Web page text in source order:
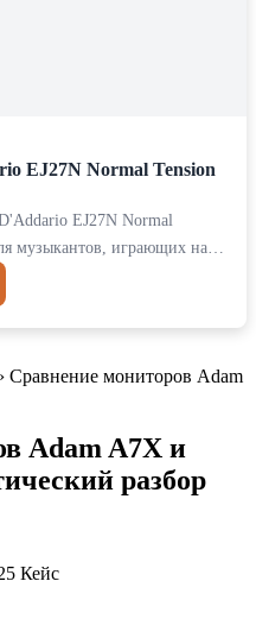
EJ27N Normal Tension
EJ27N Normal
музыкантов, играющих на…
› Сравнение мониторов Adam
Adam A7X и
разбор
Кейс